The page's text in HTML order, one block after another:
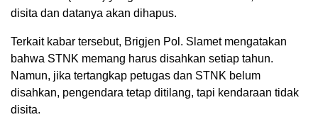
disita dan datanya akan dihapus.
Terkait kabar tersebut, Brigjen Pol. Slamet mengatakan
bahwa STNK memang harus disahkan setiap tahun.
Namun, jika tertangkap petugas dan STNK belum
disahkan, pengendara tetap ditilang, tapi kendaraan tidak
disita.